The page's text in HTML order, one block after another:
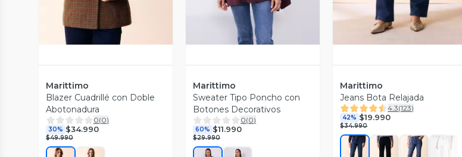
Marittimo
Blazer Cuadrillé con Doble
Abotonadura
0(0)
30% $34.990
$49.990
Marittimo
Sweater Tipo Poncho con
Botones Decorativos
0(0)
60% $11.990
$29.990
Marittimo
Jeans Bota Relajada
4.3(123)
42% $19.990
$34.990